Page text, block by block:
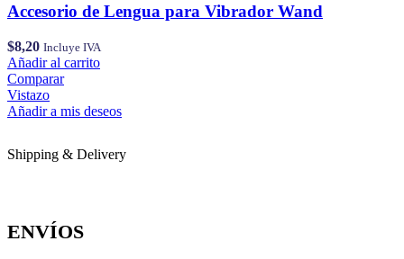
Accesorio de Lengua para Vibrador Wand
$8,20 Incluye IVA
Añadir al carrito
Comparar
Vistazo
Añadir a mis deseos
Shipping & Delivery
ENVÍOS